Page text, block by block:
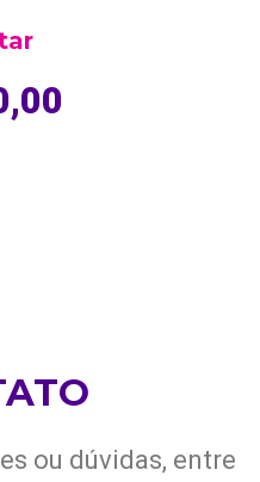
ou dúvidas, entre